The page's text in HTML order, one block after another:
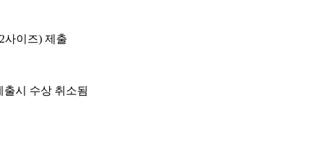
사이즈) 제출
시 수상 취소됨